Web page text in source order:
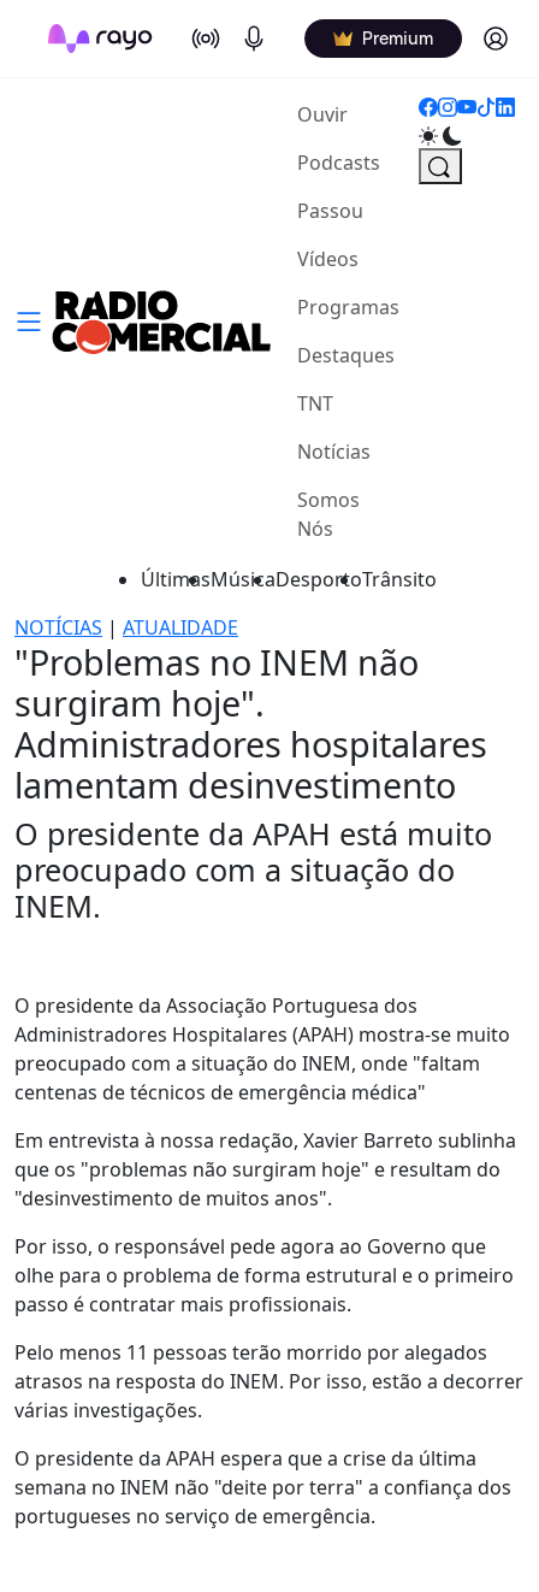
On Air Podcasts Premium Log in
Ouvir(current)
Podcasts
Passou
Vídeos
Programas
Destaques
TNT
Notícias
Somos
Nós
ÚltimasMúsicaDesportoTrânsito
NOTÍCIAS | ATUALIDADE
"Problemas no INEM não
surgiram hoje".
Administradores hospitalares
lamentam desinvestimento
O presidente da APAH está muito
preocupado com a situação do
INEM.
O presidente da Associação Portuguesa dos
Administradores Hospitalares (APAH) mostra-se muito
preocupado com a situação do INEM, onde "faltam
centenas de técnicos de emergência médica"
Em entrevista à nossa redação, Xavier Barreto sublinha
que os "problemas não surgiram hoje" e resultam do
"desinvestimento de muitos anos".
Por isso, o responsável pede agora ao Governo que
olhe para o problema de forma estrutural e o primeiro
passo é contratar mais profissionais.
Pelo menos 11 pessoas terão morrido por alegados
atrasos na resposta do INEM. Por isso, estão a decorrer
várias investigações.
O presidente da APAH espera que a crise da última
semana no INEM não "deite por terra" a confiança dos
portugueses no serviço de emergência.